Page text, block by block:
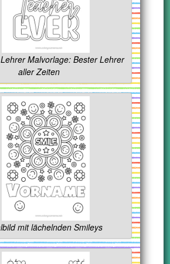
Malvorlage: Bester Lehrer
aller Zeiten
mit lächelnden Smileys